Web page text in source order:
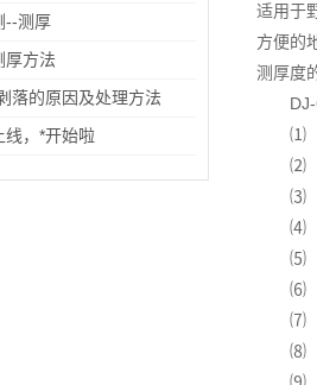
--测厚
厚方法
落的原因及处理方法
线，*开始啦
适用于
方便的
测厚度
⑴
⑵
⑻